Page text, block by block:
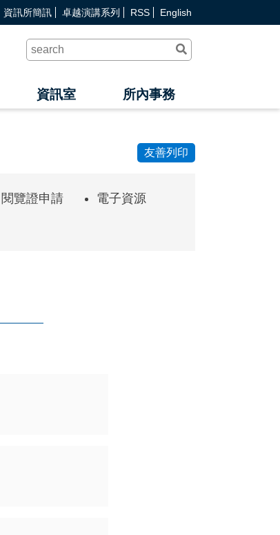
資訊所簡訊 卓越演講系列 RSS English
出
資訊室 所內事務
友善列印
閱覽證申請
電子資源